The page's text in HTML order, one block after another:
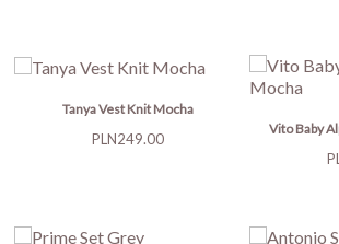
Tanya Vest Knit Mocha
Price
PLN249.00
Vito Baby